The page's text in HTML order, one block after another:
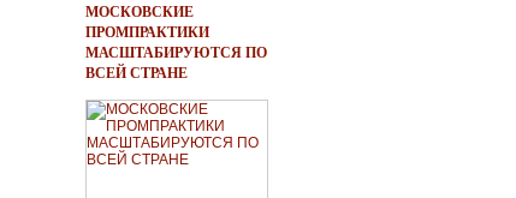
МОСКОВСКИЕ
ПРОМПРАКТИКИ
МАСШТАБИРУЮТСЯ ПО
ВСЕЙ СТРАНЕ